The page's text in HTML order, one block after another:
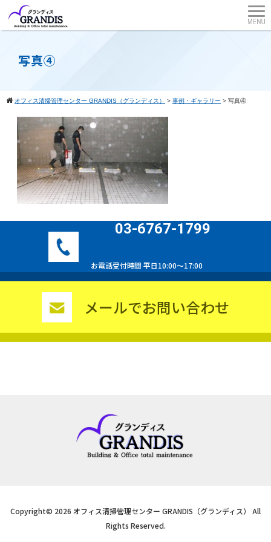
写真④
オフィス清掃管理センター GRANDIS（グランディス） > 事例・ギャラリー > 写真④
03-6767-1799
お電話受付時間 平日10:00〜17:00
メールでお問い合わせ
Copyright© 2026 オフィス清掃管理センター GRANDIS（グランディス） All
Rights Reserved.